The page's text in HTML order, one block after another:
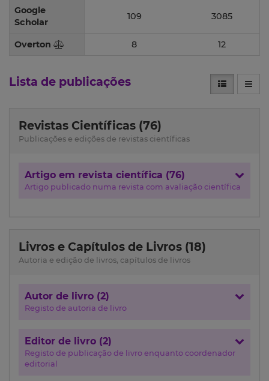
Google
Scholar
109 3085
Overton 8 12
Lista de publicações
Revistas Científicas (76)
Publicações e edições de revistas científicas
Artigo em revista científica (76)
Artigo publicado numa revista com avaliação científica
Livros e Capítulos de Livros (18)
Autoria e edição de livros, capítulos de livros
Autor de livro (2)
Registo de autoria de livro
Editor de livro (2)
Registo de publicação de livro enquanto coordenador
editorial